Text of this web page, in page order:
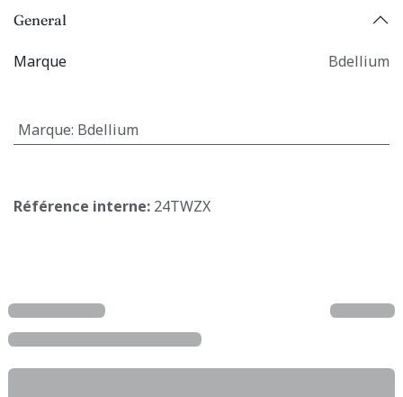
General
Marque Bdellium
Marque: Bdellium
Référence interne: 24TWZX